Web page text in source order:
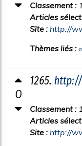
Classement :
Articles
Site : http://
Thèmes liés :
0
1265. http://
Classement :
Articles
Site : http://